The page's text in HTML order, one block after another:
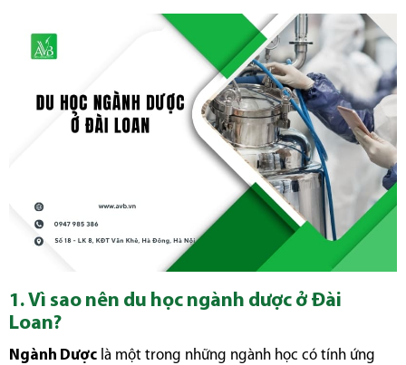
1. Vì sao nên du học ngành dược ở Đài
Loan?
Ngành Dược là một trong những ngành học có tính ứng